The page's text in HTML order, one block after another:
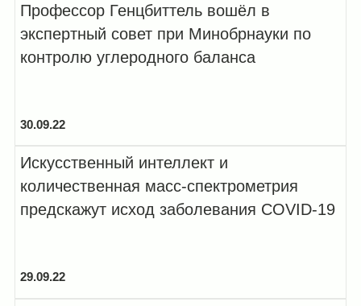
Профессор Генцбиттель вошёл в
экспертный совет при Минобрнауки по
контролю углеродного баланса
30.09.22
Искусственный интеллект и
количественная масс-спектрометрия
предскажут исход заболевания COVID-19
29.09.22